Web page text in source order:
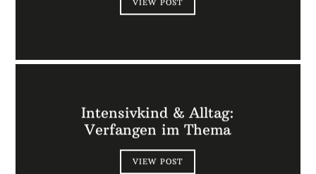
VIEW POST
Intensivkind & Alltag:
Verfangen im Thema
VIEW POST